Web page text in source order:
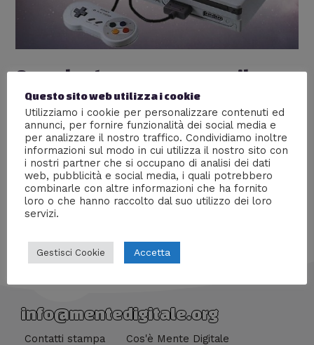
Quando stava per nascere il
“Super Nintendo Playstation”
Lascia un commento /Nerd World,Retrogame,
Videogiochi/ Di William J
La storia di un prototipo mai prodotto in serie
info@mentedigitale.org
Contatti stampa Cos'è Mente Digitale
Questo sito web utilizza i cookie
Utilizziamo i cookie per personalizzare contenuti ed
annunci, per fornire funzionalità dei social media e
per analizzare il nostro traffico. Condividiamo inoltre
informazioni sul modo in cui utilizza il nostro sito con
i nostri partner che si occupano di analisi dei dati
web, pubblicità e social media, i quali potrebbero
combinarle con altre informazioni che ha fornito
loro o che hanno raccolto dal suo utilizzo dei loro
servizi.
Gestisci Cookie Accetta